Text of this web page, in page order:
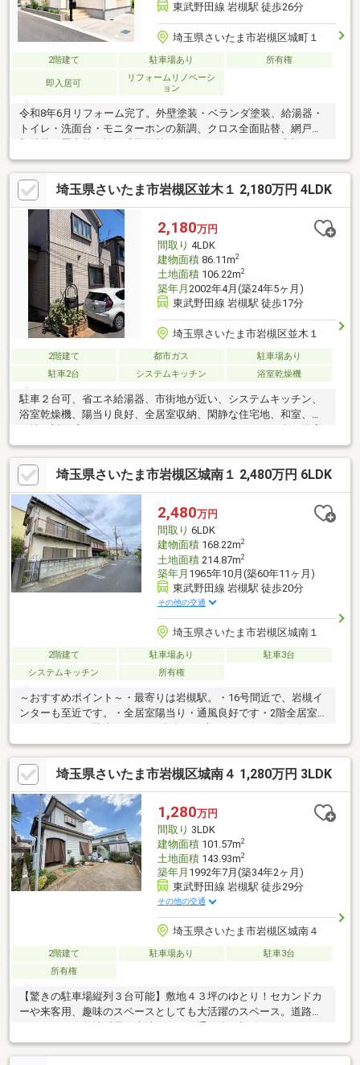
東武野田線 岩槻駅 徒歩26分
埼玉県さいたま市岩槻区城町１
2階建て 駐車場あり 所有権
即入居可
リフォームリノベーシ
ョン
令和8年6月リフォーム完了。外壁塗装・ベランダ塗装、給湯器・
トイレ・洗面台・モニターホンの新調、クロス全面貼替、網戸一
4LDK。前面道路は幅員約5.0mでカースペースへの車の出し入れも
しやすい住まいです。
埼玉県さいたま市岩槻区並木１ 2,180万円 4LDK
2,180万円
間取り 4LDK
建物面積86.11m2
土地面積106.22m2
築年月 2002年4月(築24年5ヶ月)
東武野田線 岩槻駅 徒歩17分
埼玉県さいたま市岩槻区並木１
2階建て 都市ガス
駐車場あり
駐車2台
システムキッチン 浴室乾燥機
駐車２台可、省エネ給湯器、市街地が近い、システムキッチン、
浴室乾燥機、陽当り良好、全居室収納、閑静な住宅地、和室、整
形地、対面式キッチン、ワイドバルコニー、トイレ２ヶ所、浴室
１坪以上、２階建、温水洗浄便座、床下収納、浴室に窓、全居室
フローリング、都市ガス、平坦地、屋根裏収納、開発分譲地内
埼玉県さいたま市岩槻区城南１ 2,480万円 6LDK
2,480万円
間取り 6LDK
建物面積168.22m2
土地面積214.87m2
築年月 1965年10月(築60年11ヶ月)
東武野田線 岩槻駅 徒歩20分
その他の交通
埼玉県さいたま市岩槻区城南１
2階建て 駐車場あり
駐車3台
システムキッチン
所有権
～おすすめポイント～・最寄りは岩槻駅。・16号間近で、岩槻イ
ンターも至近です。・全居室陽当り・通風良好です・2階全居室バ
広々とした敷地・6LDK（実質７部屋）のゆとりある空間■現況の
ままお住まいいただくのはもちろん、リフォームやリノベーショ
ンで理想の住まいづくりも可能です。ゆとりある敷地で、穏やか
な新生活をスタートしませんか。
埼玉県さいたま市岩槻区城南４ 1,280万円 3LDK
1,280万円
間取り 3LDK
建物面積101.57m2
土地面積143.93m2
築年月 1992年7月(築34年2ヶ月)
東武野田線 岩槻駅 徒歩29分
その他の交通
埼玉県さいたま市岩槻区城南４
2階建て 駐車場あり
駐車3台
所有権
【驚きの駐車場縦列３台可能】敷地４３坪のゆとり！セカンドカ
ーや来客用、趣味のスペースとしても大活躍のスペース。道路か
い静かな邸宅です。愛車やバイクをお持ちの方にも最適です。現
況のままで低予算で住むのも良し！自分好みにリノベーションし